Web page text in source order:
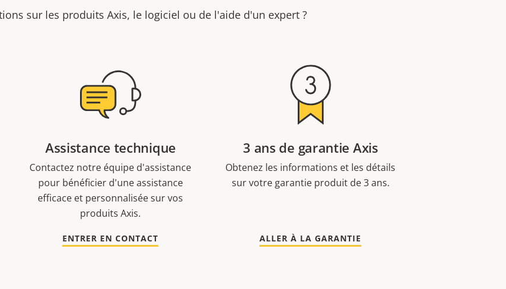
sur les produits Axis, le logiciel ou de l'aide d'un expert ?
Assistance technique
Contactez notre équipe d'assistance
pour bénéficier d'une assistance
efficace et personnalisée sur vos
produits Axis.
ENTRER EN CONTACT
3 ans de garantie Axis
Obtenez les informations et les détails
sur votre garantie produit de 3 ans.
ALLER À LA GARANTIE